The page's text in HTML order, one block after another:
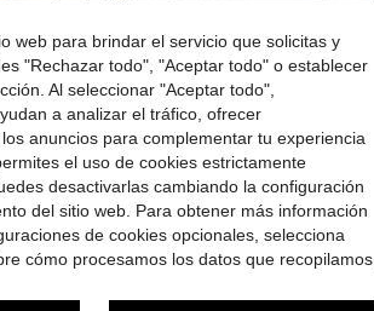
$6.79
casual para ir al trabajo en verano, talla grande
8
Ahorro de $2.50
-12% GlowEve CURVE Vestido casual de vacaciones y citas para mujer de talla grande, de unicolor, cuello redondo, con pliegues y decoración metálica
$19.19 200+ vendidos
web para brindar el servicio que solicitas y
"Rechazar todo", "Aceptar todo" o establecer
Al seleccionar "Aceptar todo",
a analizar el tráfico, ofrecer
anuncios para complementar tu experiencia
el uso de cookies estrictamente
desactivarlas cambiando la configuración
del sitio web. Para obtener más información
de cookies opcionales, selecciona
cómo procesamos los datos que recopilamos,